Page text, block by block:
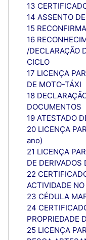
13
14 ASSENTO
15
16
/DECLARAÇÃO
CICLO
17 LICENÇA
DE MOTO-TÁXI
18
DOCUMENTOS
19 ATESTADO
20 LICENÇA
ano)
21 LICENÇA
DE DERIVADOS
22
ACTIVIDADE
23 CÉDULA
24
PROPRIEDADE
25 LICENÇA